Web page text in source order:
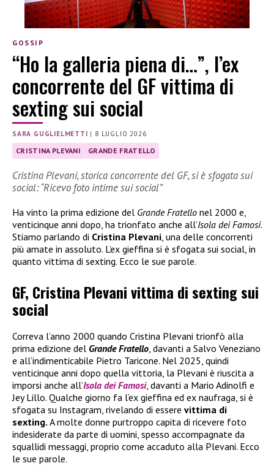
GOSSIP
“Ho la galleria piena di…”, l’ex
concorrente del GF vittima di
sexting sui social
SARA GUGLIELMETTI | 8 LUGLIO 2026
CRISTINA PLEVANI GRANDE FRATELLO
Cristina Plevani, storica concorrente del GF, si è sfogata sui
social: “Ricevo foto intime sui social”
Ha vinto la prima edizione del Grande Fratello nel 2000 e,
venticinque anni dopo, ha trionfato anche all’Isola dei Famosi.
Stiamo parlando di Cristina Plevani , una delle concorrenti
più amate in assoluto. L’ex gieffina si è sfogata sui social, in
quanto vittima di sexting. Ecco le sue parole.
GF, Cristina Plevani vittima di sexting sui
social
Correva l’anno 2000 quando Cristina Plevani trionfò alla
prima edizione del Grande Fratello, davanti a Salvo Veneziano
e all’indimenticabile Pietro Taricone. Nel 2025, quindi
venticinque anni dopo quella vittoria, la Plevani è riuscita a
imporsi anche all’Isola dei Famosi, davanti a Mario Adinolfi e
Jey Lillo. Qualche giorno fa l’ex gieffina ed ex naufraga, si è
sfogata su Instagram, rivelando di essere vittima di
sexting. A molte donne purtroppo capita di ricevere foto
indesiderate da parte di uomini, spesso accompagnate da
squallidi messaggi, proprio come accaduto alla Plevani. Ecco
le sue parole.